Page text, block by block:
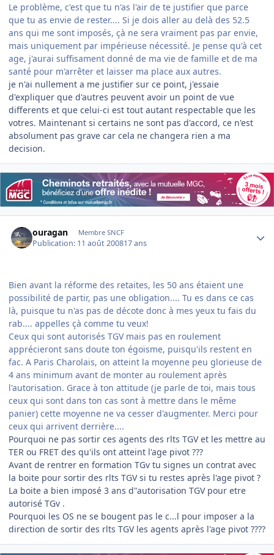
Le problème, c'est que tu n'as l'air de te justifier que parce
que tu as envie de rester.... Si je dois aller au delà des 52.5
ans qui me sont imposés, çà ne sera vraiment pas par envie,
mais uniquement par impérieuse nécessité. Je pense qu'à cet
age, j'aurai suffisament donné de ma vie de famille et de ma
santé pour m'arrêter et laisser ma place aux autres.
je n'ai nullement a me justifier sur ce point, j'essaie
d'expliquer que d'autres peuvent avoir un point de vue
differents et que celui-ci est tout autant respectable que les
votres. Maintenant si certains ne sont pas d'accord, ce n'est
absolument pas grave car cela ne changera rien a ma
decision.
ouragan Membre SNCF
Publication: 11 août 200817 ans
Bien avant la réforme des retaites, les 50 ans étaient une
possibilité de partir, pas une obligation.... Tu es dans ce cas
là, puisque tu n'as pas de décote donc à mes yeux tu fais du
rab.... appelles çà comme tu veux!
Ceux qui sont autorisés TGV mais pas en roulement
apprécieront sans doute ton égoïsme, puisqu'ils restent en
fac. A Paris Charolais, on atteint la moyenne peu glorieuse de
4 ans minimum avant de monter au roulement après
l'autorisation. Grace à ton attitude (je parle de toi, mais tous
ceux qui sont dans ton cas sont à mettre dans le même
panier) cette moyenne ne va cesser d'augmenter. Merci pour
ceux qui arrivent derrière....
Pourquoi ne pas sortir ces agents des rlts TGV et les mettre au
TER ou FRET des qu'ils ont atteint l'age pivot ???
Avant de rentrer en formation TGv tu signes un contrat avec
la boite pour sortir des rlts TGV si tu restes après l'age pivot ?
La boite a bien imposé 3 ans d"autorisation TGV pour etre
autorisé TGv .
Pourquoi les OS ne se bougent pas le c...l pour imposer a la
direction de sortir des rlts TGV les agents après l'age pivot ????